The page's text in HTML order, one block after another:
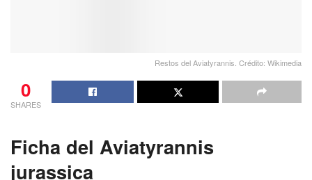
Restos del Aviatyrannis. Crédito: Wikimedia
0
SHARES
Ficha del Aviatyrannis
jurassica